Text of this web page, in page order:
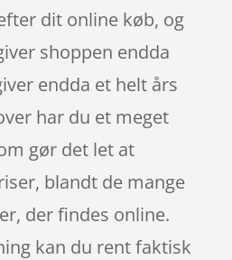
dit online køb, og
shoppen endda
endda et helt års
har du et meget
gør det let at
blandt de mange
der findes online.
kan du rent faktisk